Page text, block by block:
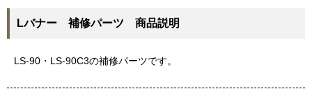
Lバナー 補修パーツ 商品説明
LS-90・LS-90C3の補修パーツです。